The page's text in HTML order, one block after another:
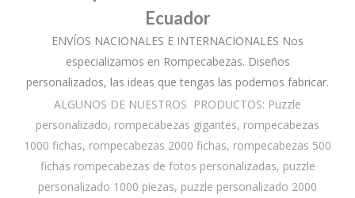
Ecuador
ENVÍOS NACIONALES E INTERNACIONALES Nos
especializamos en Rompecabezas. Diseños
personalizados, las ideas que tengas las podemos fabricar.
ALGUNOS DE NUESTROS PRODUCTOS: Puzzle
personalizado, rompecabezas gigantes, rompecabezas
1000 fichas, rompecabezas 2000 fichas, rompecabezas 500
fichas rompecabezas de fotos personalizadas, puzzle
personalizado 1000 piezas, puzzle personalizado 2000